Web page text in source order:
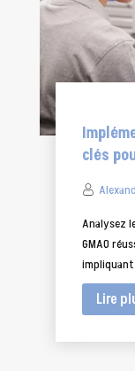
clés
Analysez
GMAO
Lire